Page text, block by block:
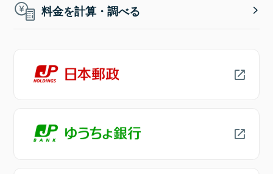
料金を計算・調べる